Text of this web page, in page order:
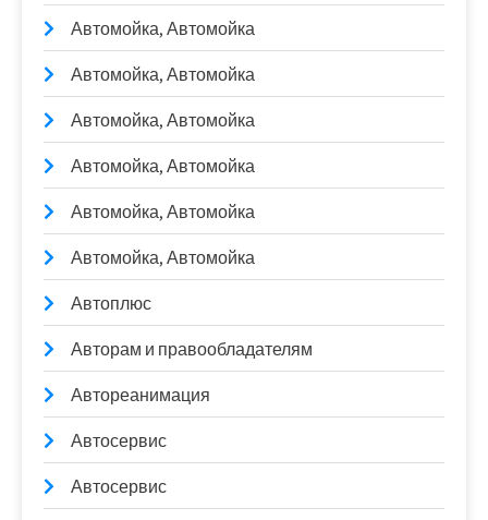
Автомойка, Автомойка
Автомойка, Автомойка
Автомойка, Автомойка
Автомойка, Автомойка
Автомойка, Автомойка
Автомойка, Автомойка
Автоплюс
Авторам и правообладателям
Автореанимация
Автосервис
Автосервис